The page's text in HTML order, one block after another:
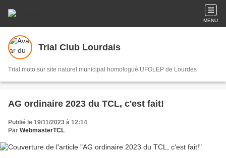
MENU
Trial Club Lourdais
Trial moto sur site naturel municipal homologué UFOLEP de Lourdes
AG ordinaire 2023 du TCL, c'est fait!
Publié le 19/11/2023 à 12:14
Par WebmasterTCL